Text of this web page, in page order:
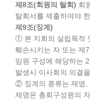
제8조(회원의 탈회) 회
탈회서를 제출하여야
제9조(징계)
① 본 지회의 설립목적
훼손시키는 자 또는 제
임원 구성에 해당하는
발생시 이사회의 의결
② 징계의 종류는 제명,
제명은 총회구성원의